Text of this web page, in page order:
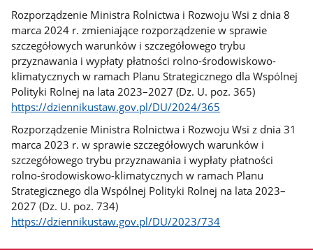
Rozporządzenie Ministra Rolnictwa i Rozwoju Wsi z dnia 8
marca 2024 r. zmieniające rozporządzenie w sprawie
szczegółowych warunków i szczegółowego trybu
przyznawania i wypłaty płatności rolno-środowiskowo-
klimatycznych w ramach Planu Strategicznego dla Wspólnej
Polityki Rolnej na lata 2023–2027 (Dz. U. poz. 365)
https://dziennikustaw.gov.pl/DU/2024/365
Rozporządzenie Ministra Rolnictwa i Rozwoju Wsi z dnia 31
marca 2023 r. w sprawie szczegółowych warunków i
szczegółowego trybu przyznawania i wypłaty płatności
rolno-środowiskowo-klimatycznych w ramach Planu
Strategicznego dla Wspólnej Polityki Rolnej na lata 2023–
2027 (Dz. U. poz. 734)
https://dziennikustaw.gov.pl/DU/2023/734